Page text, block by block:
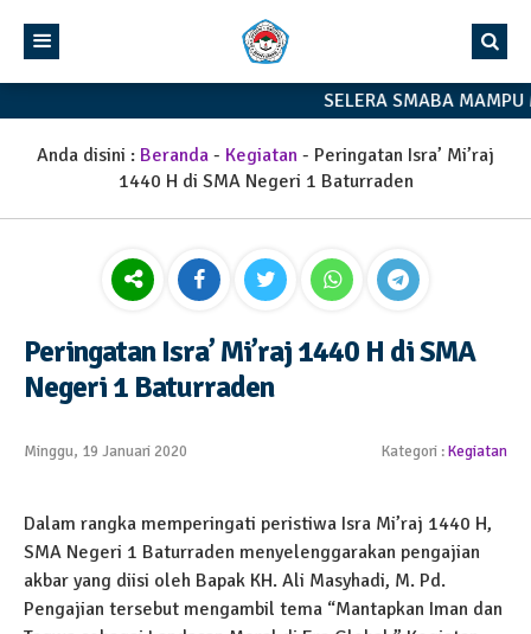
SELERA SMABA MAMPU
Anda disini : Beranda - Kegiatan - Peringatan Isra’ Mi’raj
1440 H di SMA Negeri 1 Baturraden
Peringatan Isra’ Mi’raj 1440 H di SMA
Negeri 1 Baturraden
Minggu, 19 Januari 2020 Kategori :Kegiatan
Dalam rangka memperingati peristiwa Isra Mi’raj 1440 H,
SMA Negeri 1 Baturraden menyelenggarakan pengajian
akbar yang diisi oleh Bapak KH. Ali Masyhadi, M. Pd.
Pengajian tersebut mengambil tema “Mantapkan Iman dan